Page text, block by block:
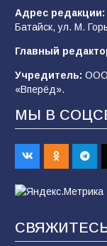
Батайским
Командовал
«Слухи — не
мобилизации
Адрес редакции:
Батайск, ул. М.
Главный
Учредитель: ООО
«Вперёд».
МЫ В